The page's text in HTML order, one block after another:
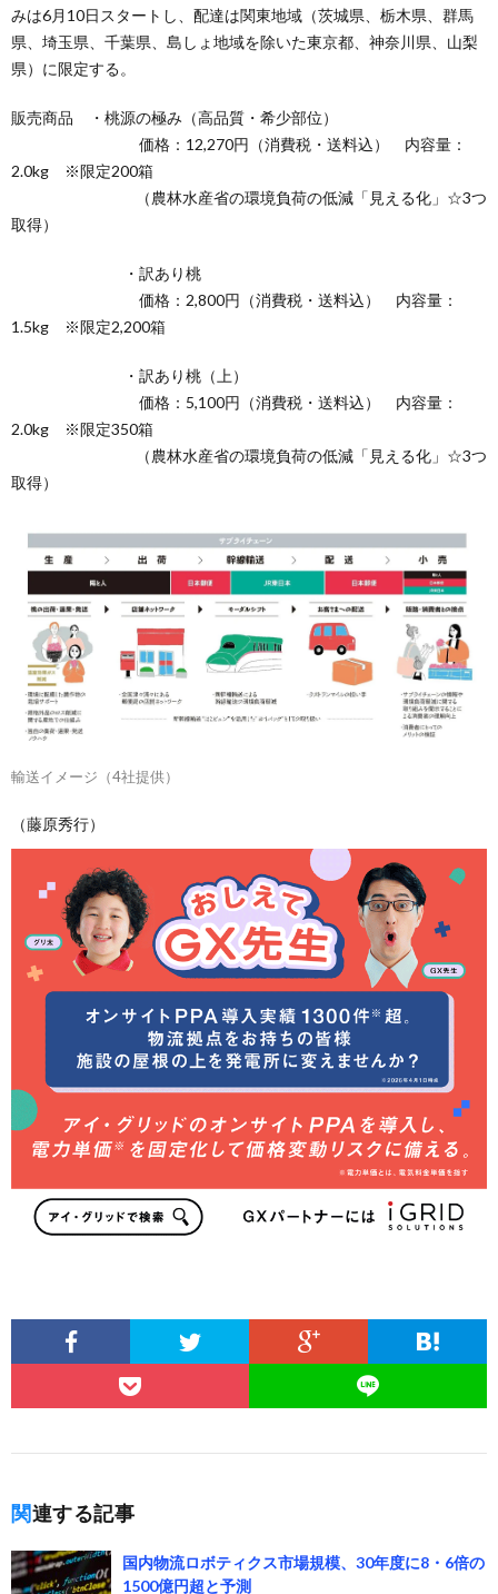
みは6月10日スタートし、配達は関東地域（茨城県、栃木県、群馬
県、埼玉県、千葉県、島しょ地域を除いた東京都、神奈川県、山梨
県）に限定する。
販売商品 ・桃源の極み（高品質・希少部位）
価格：12,270円（消費税・送料込） 内容量：
2.0kg ※限定200箱
（農林水産省の環境負荷の低減「見える化」☆3つ
取得）
・訳あり桃
価格：2,800円（消費税・送料込） 内容量：
1.5kg ※限定2,200箱
・訳あり桃（上）
価格：5,100円（消費税・送料込） 内容量：
2.0kg ※限定350箱
（農林水産省の環境負荷の低減「見える化」☆3つ
取得）
輸送イメージ（4社提供）
（藤原秀行）
関連する記事
国内物流ロボティクス市場規模、30年度に8・6倍の
1500億円超と予測